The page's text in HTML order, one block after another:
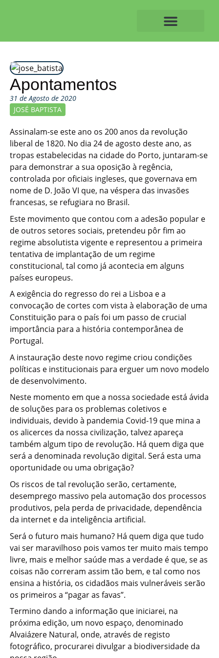
Apontamentos
31 de Agosto de 2020
JOSÉ BAPTISTA
Assinalam-se este ano os 200 anos da revolução
liberal de 1820. No dia 24 de agosto deste ano, as
tropas estabelecidas na cidade do Porto, juntaram-se
para demonstrar a sua oposição à regência,
controlada por oficiais ingleses, que governava em
nome de D. João VI que, na véspera das invasões
francesas, se refugiara no Brasil.
Este movimento que contou com a adesão popular e
de outros setores sociais, pretendeu pôr fim ao
regime absolutista vigente e representou a primeira
tentativa de implantação de um regime
constitucional, tal como já acontecia em alguns
países europeus.
A exigência do regresso do rei a Lisboa e a
convocação de cortes com vista à elaboração de uma
Constituição para o país foi um passo de crucial
importância para a história contemporânea de
Portugal.
A instauração deste novo regime criou condições
políticas e institucionais para erguer um novo modelo
de desenvolvimento.
Neste momento em que a nossa sociedade está ávida
de soluções para os problemas coletivos e
individuais, devido à pandemia Covid-19 que mina a
os alicerces da nossa civilização, talvez apareça
também algum tipo de revolução. Há quem diga que
será a denominada revolução digital. Será esta uma
oportunidade ou uma obrigação?
Os riscos de tal revolução serão, certamente,
desemprego massivo pela automação dos processos
produtivos, pela perda de privacidade, dependência
da internet e da inteligência artificial.
Será o futuro mais humano? Há quem diga que tudo
vai ser maravilhoso pois vamos ter muito mais tempo
livre, mais e melhor saúde mas a verdade é que, se as
coisas não correram assim tão bem, e tal como nos
ensina a história, os cidadãos mais vulneráveis serão
os primeiros a “pagar as favas”.
Termino dando a informação que iniciarei, na
próxima edição, um novo espaço, denominado
Alvaiázere Natural, onde, através de registo
fotográfico, procurarei divulgar a biodiversidade da